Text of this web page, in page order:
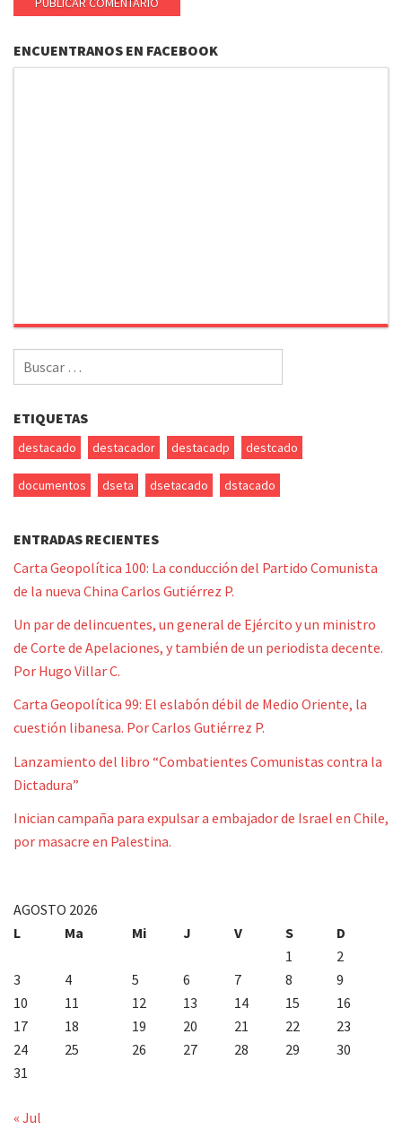
ENCUENTRANOS EN FACEBOOK
Buscar
por:
ETIQUETAS
destacado destacador destacadp destcado
documentos dseta dsetacado dstacado
ENTRADAS RECIENTES
Carta Geopolítica 100: La conducción del Partido Comunista
de la nueva China Carlos Gutiérrez P.
Un par de delincuentes, un general de Ejército y un ministro
de Corte de Apelaciones, y también de un periodista decente.
Por Hugo Villar C.
Carta Geopolítica 99: El eslabón débil de Medio Oriente, la
cuestión libanesa. Por Carlos Gutiérrez P.
Lanzamiento del libro “Combatientes Comunistas contra la
Dictadura”
Inician campaña para expulsar a embajador de Israel en Chile,
por masacre en Palestina.
AGOSTO 2026
L
Ma Mi J V S
D
1
2
3
4 5 6 7 8
9
10
11 12 13 14 15
16
17
18 19 20 21 22
23
24
25 26 27 28 29
30
31
« Jul